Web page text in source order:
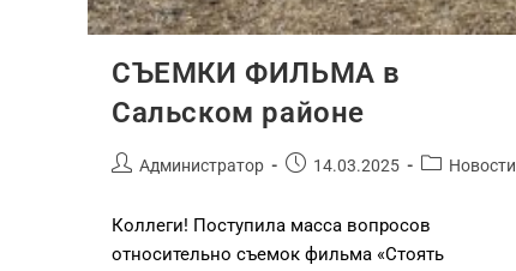
СЪЕМКИ ФИЛЬМА в
Сальском районе
Администратор 14.03.2025 Новости
Коллеги! Поступила масса вопросов
относительно съемок фильма «Стоять